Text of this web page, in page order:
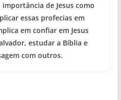
de Jesus como
essas profecias em
em confiar em Jesus
estudar a Bíblia e
com outros.